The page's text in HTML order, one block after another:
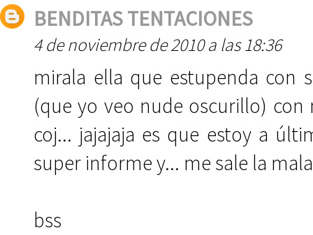
BENDITAS TENTACIONES
4 de noviembre de 2010 a las 18:36
mirala ella que estupenda con
(que yo veo nude oscurillo) con
coj... jajajaja es que estoy a
super informe y... me sale la
bss